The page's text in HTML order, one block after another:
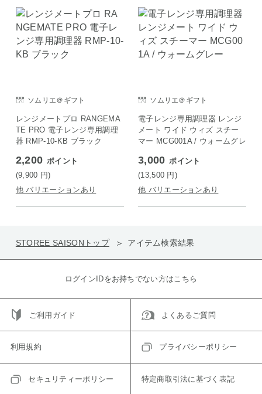
ソムリエ＠ギフト
レンジメートプロ RANGEMA
TE PRO 電子レンジ専用調理
器 RMP-10-KB ブラック
2,200 ポイント
(9,900 円)
他 バリエーションあり
ソムリエ＠ギフト
電子レンジ専用調理器 レンジ
メート ワイド ウィズ スチー
マー MCG001A / ウォームグレ
3,000 ポイント
(13,500 円)
他 バリエーションあり
STOREE SAISONトップ アイテム検索結果
ログインIDをお持ちでない方はこちら
ご利用ガイド よくあるご質問
利用規約 プライバシーポリシー
セキュリティーポリシー 特定商取引法に基づく表記